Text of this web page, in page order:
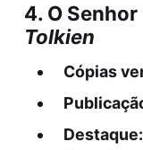
4. O
Tolkien
Cópias
Destaque: